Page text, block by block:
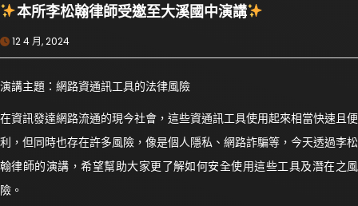
本所李松翰律師受邀至大溪國中演講
12 4 月, 2024
演講主題：網路資通訊工具的法律風險
在資訊發達網路流通的現今社會，這些資通訊工具使用起來相當快速且便
利，但同時也存在許多風險，像是個人隱私、網路詐騙等，今天透過李松
翰律師的演講，希望幫助大家更了解如何安全使用這些工具及潛在之風
險。